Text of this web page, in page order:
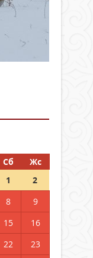
Сб
Жс
1
2
8
9
15
16
22
23